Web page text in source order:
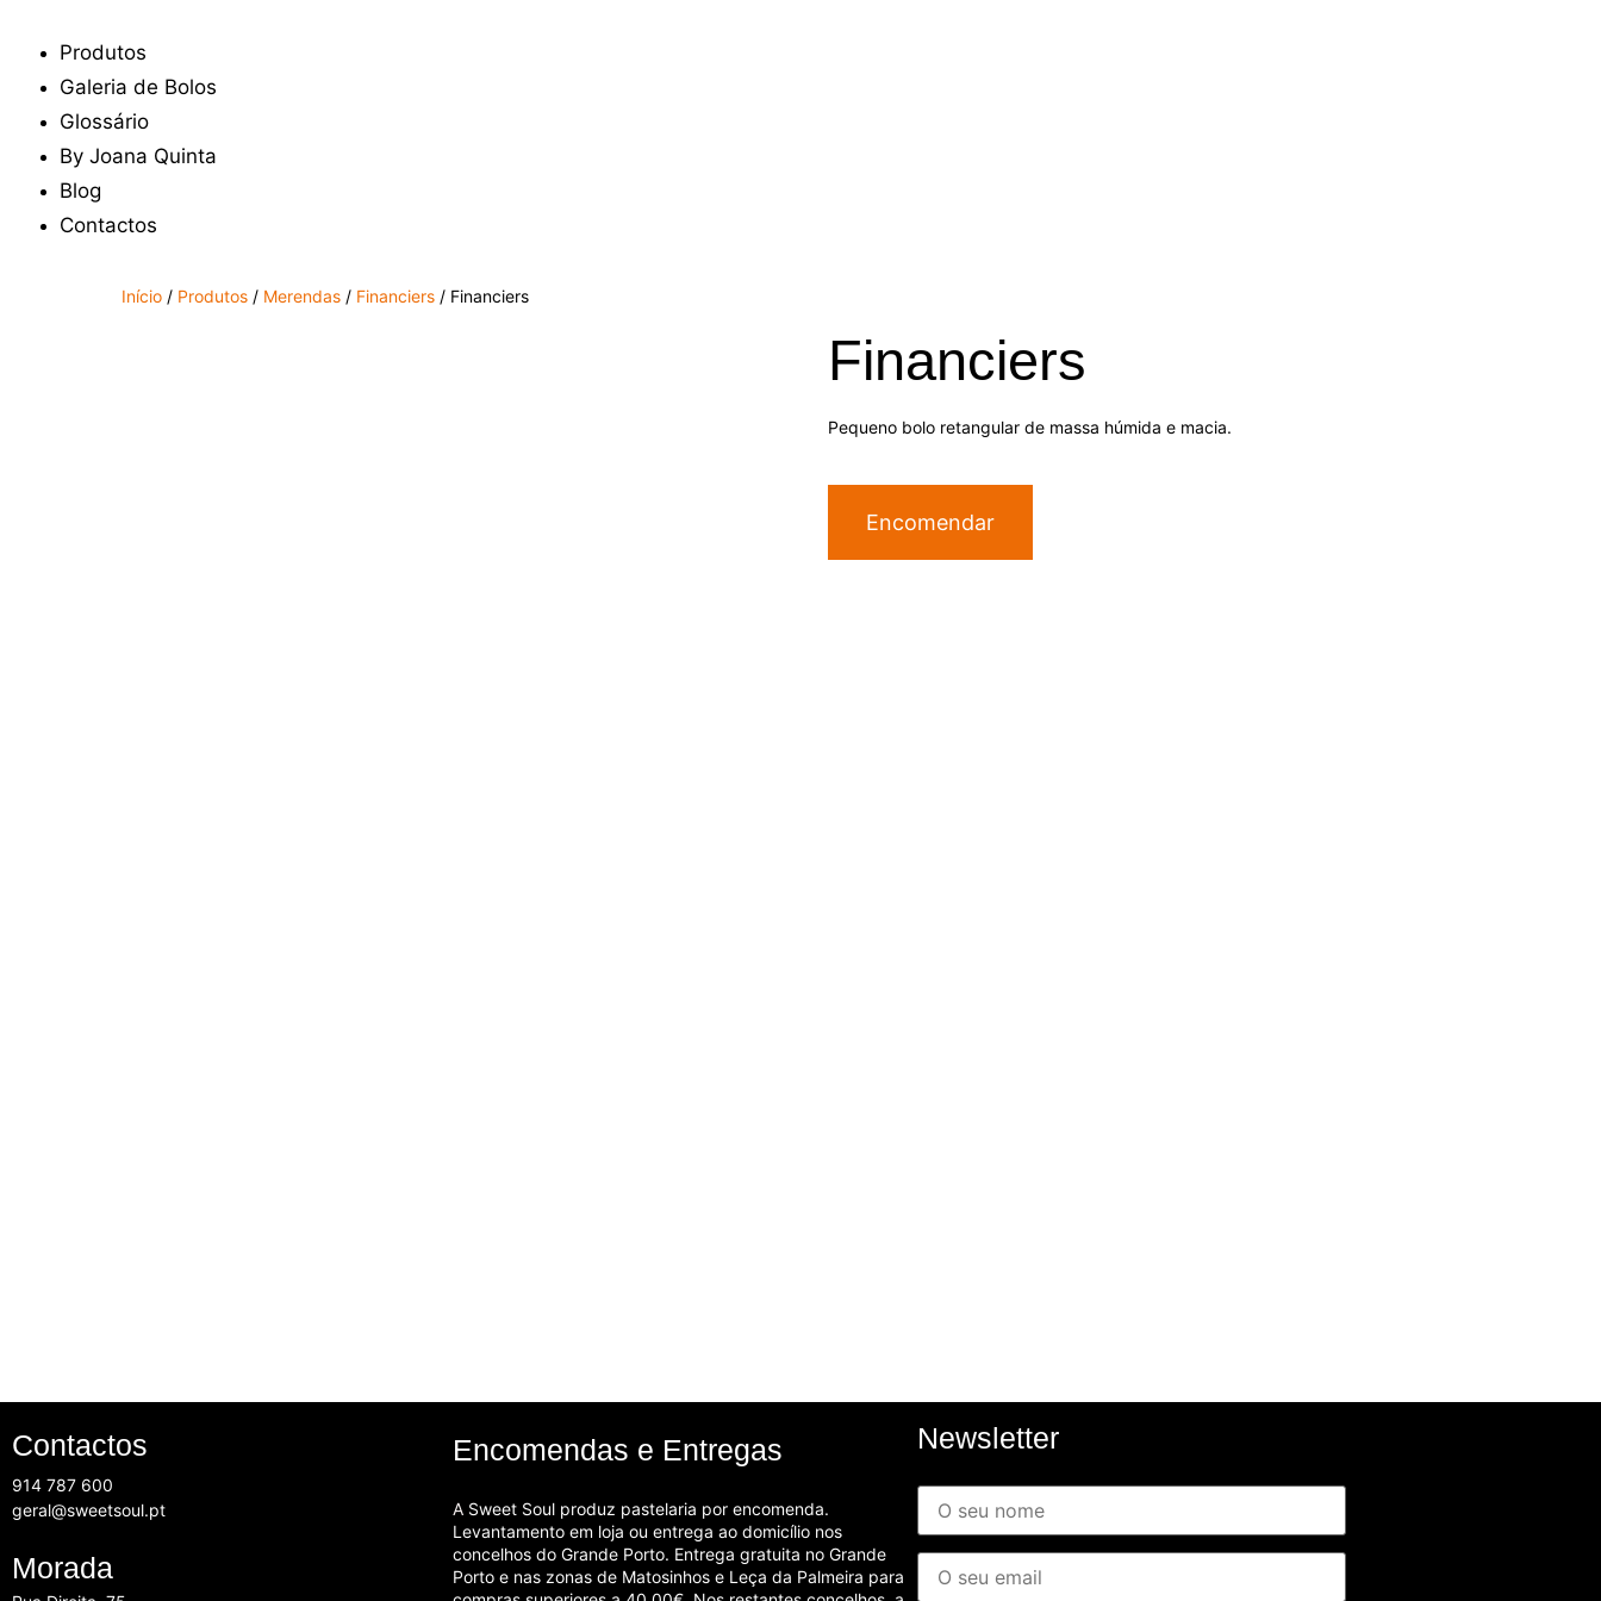
Produtos
Galeria de Bolos
Glossário
By Joana Quinta
Blog
Contactos
Início / Produtos / Merendas / Financiers / Financiers
Financiers
Pequeno bolo retangular de massa húmida e macia.
Encomendar
Contactos
914 787 600
geral@sweetsoul.pt
Morada
Encomendas e Entregas
ASweet Soul produz pastelaria por encomenda.
Levantamento em loja ou entrega ao domicílio nos
concelhos do Grande Porto. Entrega gratuita no Grande
Porto e nas zonas de Matosinhos e Leça da Palmeira para
Newsletter